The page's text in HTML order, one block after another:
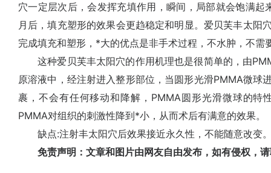
穴一定层次后，会发挥充填作用，瞬间，局部就会饱满起
月后，填充塑形的效果会更趋稳定和明显。爱贝芙丰太阳
完成填充和塑形，*大的优点是非手术过程，不水肿，不
这种爱贝芙丰太阳穴的作用机理也是很简单的，由
原溶液中，经注射进入整形部位，当圆形光滑PMMA微球
裹，不会有任何移动和降解，PMMA圆形光滑微球的
PMMA对组织的刺激性降到*小，从而术后有满意的效果。
缺点:注射丰太阳穴后效果接近永久性，不能随意改变
免责声明：文章和图片由网友自由发布，如有侵权，